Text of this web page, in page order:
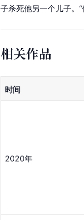
子杀死他另一个儿子。
相关作品
时间
2020年